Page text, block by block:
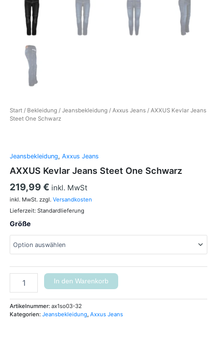
Start / Bekleidung / Jeansbekleidung / Axxus Jeans / AXXUS Kevlar Jeans
Steet One Schwarz
Jeansbekleidung, Axxus Jeans
AXXUS Kevlar Jeans Steet One Schwarz
219,99 € inkl. MwSt
inkl. MwSt. zzgl. Versandkosten
Lieferzeit: Standardlieferung
Größe
In den Warenkorb
Artikelnummer: ax1so03-32
Kategorien: Jeansbekleidung, Axxus Jeans